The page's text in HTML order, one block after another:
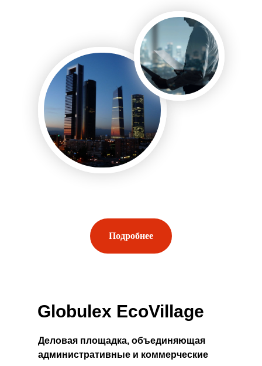
Подробнее
Globulex EcoVillage
Деловая площадка, объединяющая
административные и коммерческие